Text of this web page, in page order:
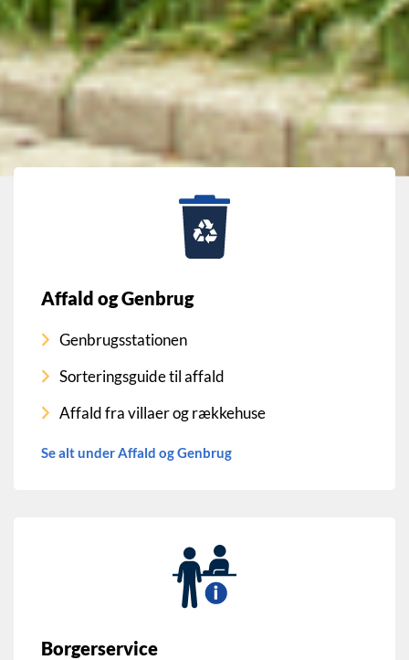
Affald og Genbrug
Genbrugsstationen
Sorteringsguide til affald
Affald fra villaer og rækkehuse
Se alt under Affald og Genbrug
Borgerservice